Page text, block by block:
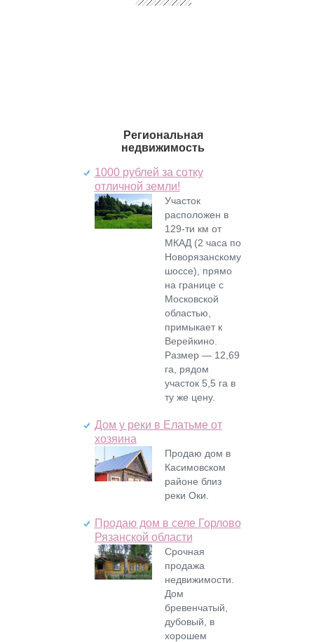
Региональная
недвижимость
1000 рублей за сотку
отличной земли!
Участок
расположен в
129-ти км от
МКАД (2 часа по
Новорязанскому
шоссе), прямо
на границе с
Московской
областью,
примыкает к
Верейкино.
Размер — 12,69
га, рядом
участок 5,5 га в
ту же цену.
Дом у реки в Елатьме от
хозяина
Продаю дом в
Касимовском
районе близ
реки Оки.
Продаю дом в селе Горлово
Рязанской области
Срочная
продажа
недвижимости.
Дом
бревенчатый,
дубовый, в
хорошем